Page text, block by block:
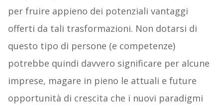
per fruire appieno dei potenziali vantaggi
offerti da tali trasformazioni. Non dotarsi di
questo tipo di persone (e competenze)
potrebbe quindi davvero significare per alcune
imprese, magare in pieno le attuali e future
opportunità di crescita che i nuovi paradigmi